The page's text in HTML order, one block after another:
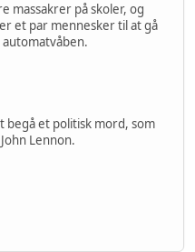
massakrer på skoler, og
et par mennesker til at gå
begå et politisk mord, som
Lennon.